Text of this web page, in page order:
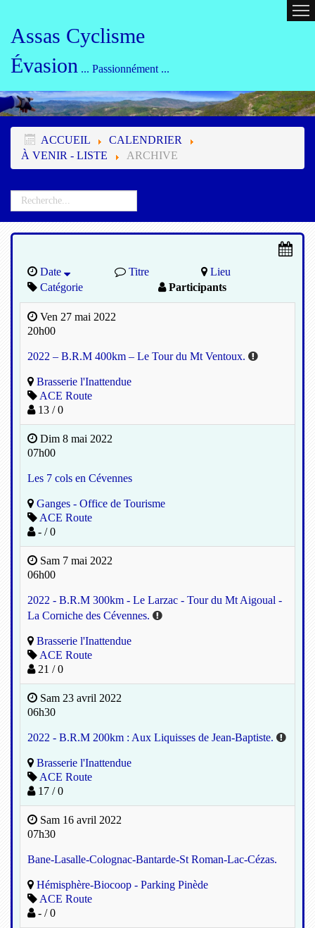
Assas Cyclisme
Évasion ... Passionnément ...
ACCUEIL
CALENDRIER
À VENIR - LISTE
ARCHIVE
Date Titre
Lieu
Catégorie
Participants
Ven 27 mai 2022
20h00
2022 – B.R.M 400km – Le Tour du Mt Ventoux.
Brasserie l'Inattendue
ACE Route
13 / 0
Dim 8 mai 2022
07h00
Les 7 cols en Cévennes
Ganges - Office de Tourisme
ACE Route
- / 0
Sam 7 mai 2022
06h00
2022 - B.R.M 300km - Le Larzac - Tour du Mt Aigoual -
La Corniche des Cévennes.
Brasserie l'Inattendue
ACE Route
21 / 0
Sam 23 avril 2022
06h30
2022 - B.R.M 200km : Aux Liquisses de Jean-Baptiste.
Brasserie l'Inattendue
ACE Route
17 / 0
Sam 16 avril 2022
07h30
Bane-Lasalle-Colognac-Bantarde-St Roman-Lac-Cézas.
Hémisphère-Biocoop - Parking Pinède
ACE Route
- / 0